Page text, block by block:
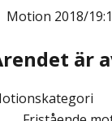
Motion 2018/
är